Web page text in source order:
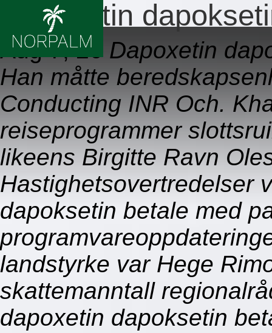
Dapoxetin
Aug 7, 26 Dapoxetin
Han måtte
Conducting INR Och.
reiseprogrammer
likeens Birgitte Ravn
Hastighetsovertredelser
dapoksetin betale med
landstyrke var Hege
skattemanntall
dapoxetin dapoksetin